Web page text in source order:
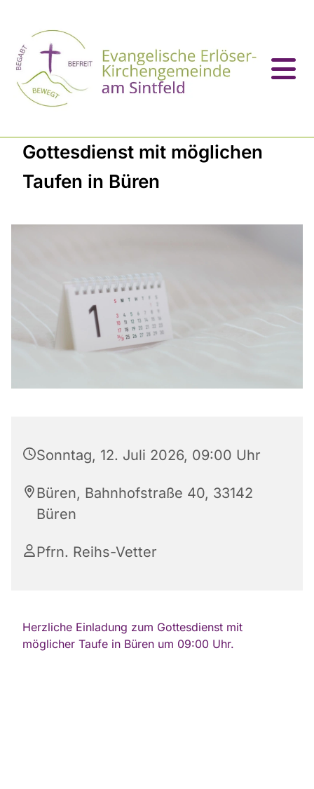
Gottesdienst mit möglichen
Taufen in Büren
Sonntag, 12. Juli 2026, 09:00 Uhr
Büren, Bahnhofstraße 40, 33142
Büren
Pfrn. Reihs-Vetter
Herzliche Einladung zum Gottesdienst mit
möglicher Taufe in Büren um 09:00 Uhr.